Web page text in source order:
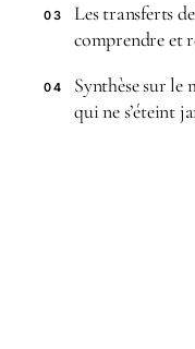
03
Les transferts
comprendre et
04
Synthèse sur le
qui ne s’éteint